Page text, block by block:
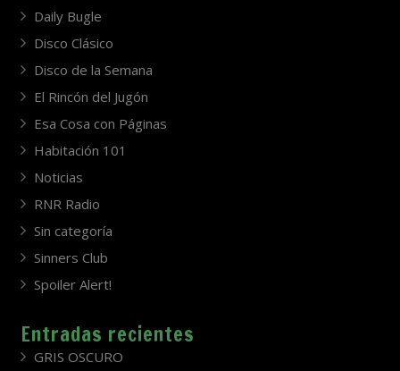
Daily Bugle
Disco Clásico
Disco de la Semana
El Rincón del Jugón
Esa Cosa con Páginas
Habitación 101
Noticias
RNR Radio
Sin categoría
Sinners Club
Spoiler Alert!
Entradas recientes
GRIS OSCURO